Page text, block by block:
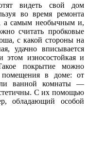
видеть свой дом
во время ремонта
а самым необычным и,
считать пробковые
с какой стороны на
удачно вписывается
этом износостойкая и
покрытие можно
помещения в доме: от
ванной комнаты —
С их помощью
обладающий особой